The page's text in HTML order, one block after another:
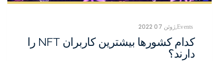
Events
,ژوئن 07 2022
کدام کشورها بیشترین کاربران NFT را
دارند؟